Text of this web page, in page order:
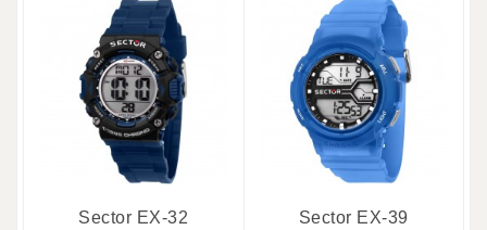
Sector EX-32
Sector EX-39